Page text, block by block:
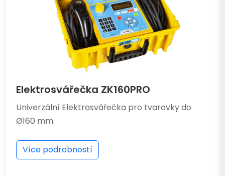
Elektrosvářečka ZK160PRO
Univerzální Elektrosvářečka pro tvarovky do
Ø160 mm.
Více podrobností